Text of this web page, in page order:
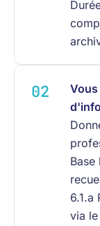
Base
6.1.a
via